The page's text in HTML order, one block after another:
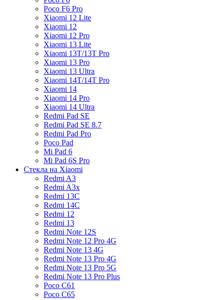
Poco F6 Pro
Xiaomi 12 Lite
Xiaomi 12
Xiaomi 12 Pro
Xiaomi 13 Lite
Xiaomi 13T/13T Pro
Xiaomi 13 Pro
Xiaomi 13 Ultra
Xiaomi 14T/14T Pro
Xiaomi 14
Xiaomi 14 Pro
Xiaomi 14 Ultra
Redmi Pad SE
Redmi Pad SE 8.7
Redmi Pad Pro
Poco Pad
Mi Pad 6
Mi Pad 6S Pro
Стекла на Xiaomi
Redmi A3
Redmi A3x
Redmi 13C
Redmi 14C
Redmi 12
Redmi 13
Redmi Note 12S
Redmi Note 12 Pro 4G
Redmi Note 13 4G
Redmi Note 13 Pro 4G
Redmi Note 13 Pro 5G
Redmi Note 13 Pro Plus
Poco C61
Poco C65